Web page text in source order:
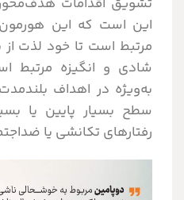
تشویق اقدامات
این است که این هورمون
مرتبط است تا خود لذت
شادی و انگیزه مرتبط
به‌ویژه در اهداف
سطح بسیار پایین یا
رفتارهای تکانشی یا